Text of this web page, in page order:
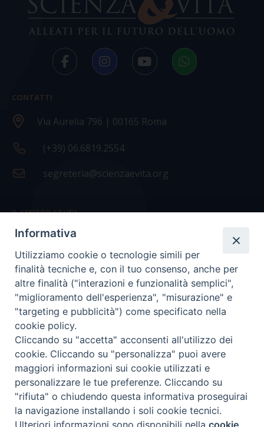
CONTATTI
Via Aurelia 796 | 00165 Roma
(+39) 06.6819.2554
segreteria@scienzaevita.org
IL CENTRO STUDI
La nostra storia
Statuto
Presidenza e ufficio presidenza
Consiglio scientifico
Coordinamento nazionale
COPYRIGHT Scienza & Vita - C.F96600690588- Tutti i
diritti -Privacy- Credits
Informativa
Utilizziamo cookie o tecnologie simili per
finalità tecniche e, con il tuo consenso, anche per
altre finalità ("interazioni e funzionalità semplici",
"miglioramento dell'esperienza", "misurazione" e
"targeting e pubblicità") come specificato nella
cookie policy.
Cliccando su "accetta" acconsenti all'utilizzo dei
cookie. Cliccando su "personalizza" puoi avere
maggiori informazioni sui cookie utilizzati e
personalizzare le tue preferenze. Cliccando su
"rifiuta" o chiudendo questa informativa proseguirai
la navigazione installando i soli cookie tecnici.